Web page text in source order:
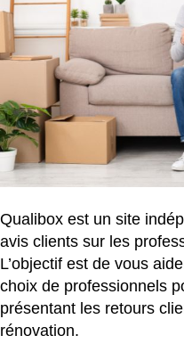
Qualibox est un site
avis clients sur les
L’objectif est de vous
choix de professionnels
présentant les retours
rénovation.